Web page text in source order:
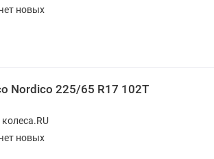
новых
Nordico 225/65 R17 102T
новых